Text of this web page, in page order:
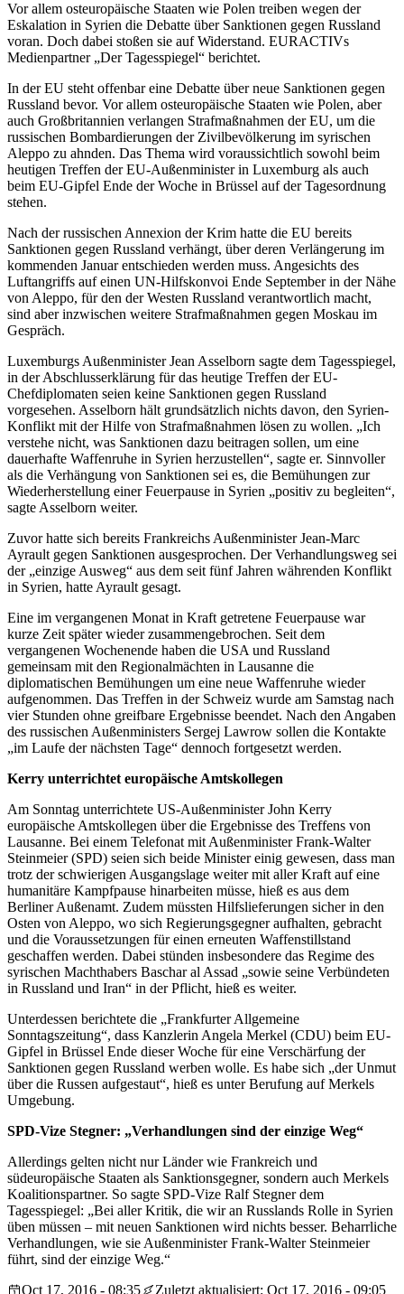
Vor allem osteuropäische Staaten wie Polen treiben wegen der
Eskalation in Syrien die Debatte über Sanktionen gegen Russland
voran. Doch dabei stoßen sie auf Widerstand. EURACTIVs
Medienpartner „Der Tagesspiegel“ berichtet.
In der EU steht offenbar eine Debatte über neue Sanktionen gegen
Russland bevor. Vor allem osteuropäische Staaten wie Polen, aber
auch Großbritannien verlangen Strafmaßnahmen der EU, um die
russischen Bombardierungen der Zivilbevölkerung im syrischen
Aleppo zu ahnden. Das Thema wird voraussichtlich sowohl beim
heutigen Treffen der EU-Außenminister in Luxemburg als auch
beim EU-Gipfel Ende der Woche in Brüssel auf der Tagesordnung
stehen.
Nach der russischen Annexion der Krim hatte die EU bereits
Sanktionen gegen Russland verhängt, über deren Verlängerung im
kommenden Januar entschieden werden muss. Angesichts des
Luftangriffs auf einen UN-Hilfskonvoi Ende September in der Nähe
von Aleppo, für den der Westen Russland verantwortlich macht,
sind aber inzwischen weitere Strafmaßnahmen gegen Moskau im
Gespräch.
Luxemburgs Außenminister Jean Asselborn sagte dem Tagesspiegel,
in der Abschlusserklärung für das heutige Treffen der EU-
Chefdiplomaten seien keine Sanktionen gegen Russland
vorgesehen. Asselborn hält grundsätzlich nichts davon, den Syrien-
Konflikt mit der Hilfe von Strafmaßnahmen lösen zu wollen. „Ich
verstehe nicht, was Sanktionen dazu beitragen sollen, um eine
dauerhafte Waffenruhe in Syrien herzustellen“, sagte er. Sinnvoller
als die Verhängung von Sanktionen sei es, die Bemühungen zur
Wiederherstellung einer Feuerpause in Syrien „positiv zu begleiten“,
sagte Asselborn weiter.
Zuvor hatte sich bereits Frankreichs Außenminister Jean-Marc
Ayrault gegen Sanktionen ausgesprochen. Der Verhandlungsweg sei
der „einzige Ausweg“ aus dem seit fünf Jahren währenden Konflikt
in Syrien, hatte Ayrault gesagt.
Eine im vergangenen Monat in Kraft getretene Feuerpause war
kurze Zeit später wieder zusammengebrochen. Seit dem
vergangenen Wochenende haben die USA und Russland
gemeinsam mit den Regionalmächten in Lausanne die
diplomatischen Bemühungen um eine neue Waffenruhe wieder
aufgenommen. Das Treffen in der Schweiz wurde am Samstag nach
vier Stunden ohne greifbare Ergebnisse beendet. Nach den Angaben
des russischen Außenministers Sergej Lawrow sollen die Kontakte
„im Laufe der nächsten Tage“ dennoch fortgesetzt werden.
Kerry unterrichtet europäische Amtskollegen
Am Sonntag unterrichtete US-Außenminister John Kerry
europäische Amtskollegen über die Ergebnisse des Treffens von
Lausanne. Bei einem Telefonat mit Außenminister Frank-Walter
Steinmeier (SPD) seien sich beide Minister einig gewesen, dass man
trotz der schwierigen Ausgangslage weiter mit aller Kraft auf eine
humanitäre Kampfpause hinarbeiten müsse, hieß es aus dem
Berliner Außenamt. Zudem müssten Hilfslieferungen sicher in den
Osten von Aleppo, wo sich Regierungsgegner aufhalten, gebracht
und die Voraussetzungen für einen erneuten Waffenstillstand
geschaffen werden. Dabei stünden insbesondere das Regime des
syrischen Machthabers Baschar al Assad „sowie seine Verbündeten
in Russland und Iran“ in der Pflicht, hieß es weiter.
Unterdessen berichtete die „Frankfurter Allgemeine
Sonntagszeitung“, dass Kanzlerin Angela Merkel (CDU) beim EU-
Gipfel in Brüssel Ende dieser Woche für eine Verschärfung der
Sanktionen gegen Russland werben wolle. Es habe sich „der Unmut
über die Russen aufgestaut“, hieß es unter Berufung auf Merkels
Umgebung.
SPD-Vize Stegner: „Verhandlungen sind der einzige Weg“
Allerdings gelten nicht nur Länder wie Frankreich und
südeuropäische Staaten als Sanktionsgegner, sondern auch Merkels
Koalitionspartner. So sagte SPD-Vize Ralf Stegner dem
Tagesspiegel: „Bei aller Kritik, die wir an Russlands Rolle in Syrien
üben müssen – mit neuen Sanktionen wird nichts besser. Beharrliche
Verhandlungen, wie sie Außenminister Frank-Walter Steinmeier
führt, sind der einzige Weg.“
Oct 17, 2016 - 08:35
Zuletzt aktualisiert: Oct 17, 2016 - 09:05